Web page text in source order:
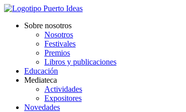
Sobre nosotros
Nosotros
Festivales
Premios
Libros y publicaciones
Educación
Mediateca
Actividades
Expositores
Novedades